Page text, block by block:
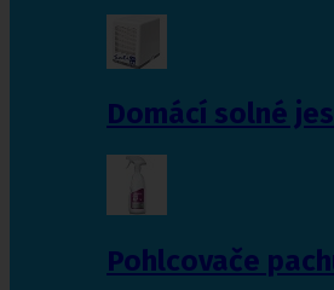
Domácí solné
Pohlcovače